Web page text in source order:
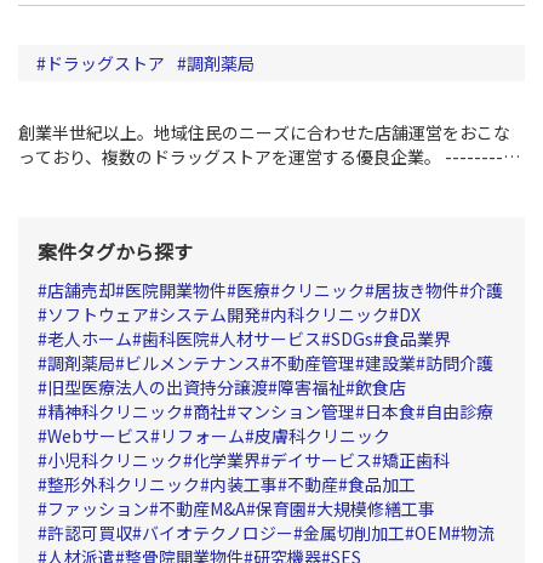
ドラッグストア 調剤薬局
創業半世紀以上。地域住民のニーズに合わせた店舗運営をおこな
っており、複数のドラッグストアを運営する優良企業。
--------
案件タグから探す
店舗売却 医院開業物件 医療 クリニック 居抜き物件 介護
ソフトウェア システム開発 内科クリニック DX
老人ホーム 歯科医院 人材サービス SDGs 食品業界
調剤薬局 ビルメンテナンス 不動産管理 建設業 訪問介護
旧型医療法人の出資持分譲渡 障害福祉 飲食店
精神科クリニック 商社 マンション管理 日本食 自由診療
Webサービス
リフォーム 皮膚科クリニック
小児科クリニック 化学業界 デイサービス 矯正歯科
整形外科クリニック 内装工事 不動産 食品加工
ファッション 不動産M&A 保育園 大規模修繕工事
許認可買収 バイオテクノロジー 金属切削加工 OEM 物流
人材派遣 整骨院開業物件 研究機器 SES